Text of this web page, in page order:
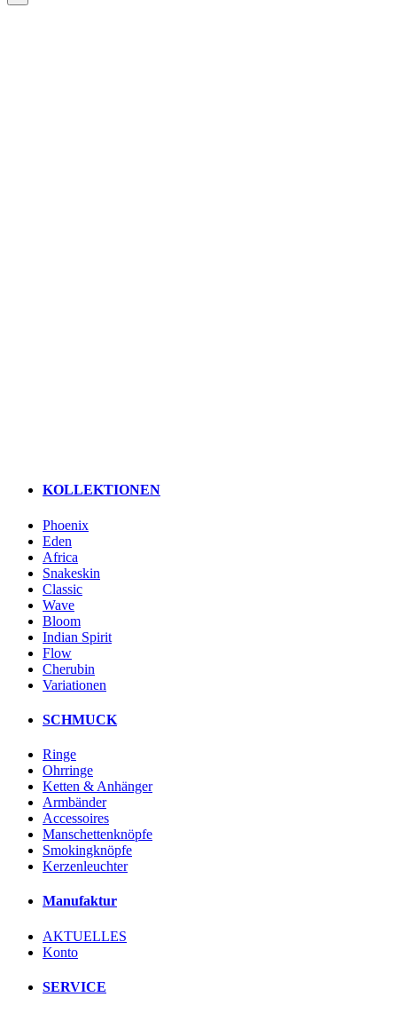
KOLLEKTIONEN
Phoenix
Eden
Africa
Snakeskin
Classic
Wave
Bloom
Indian Spirit
Flow
Cherubin
Variationen
SCHMUCK
Ringe
Ohrringe
Ketten & Anhänger
Armbänder
Accessoires
Manschettenknöpfe
Smokingknöpfe
Kerzenleuchter
Manufaktur
AKTUELLES
Konto
SERVICE